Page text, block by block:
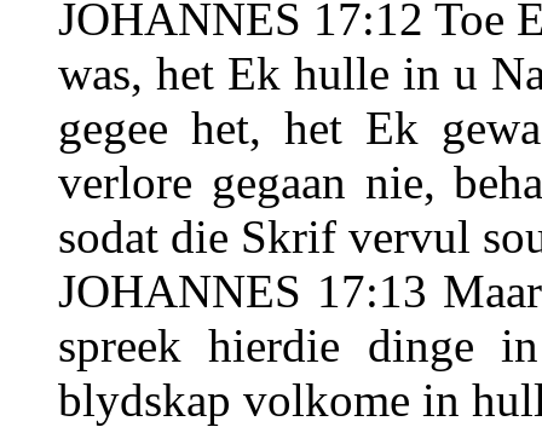
JOHANNES 17:12 Toe
was, het Ek hulle in u
gegee het, het Ek
verlore gegaan nie,
sodat die Skrif vervul
JOHANNES 17:13
spreek hierdie dinge
blydskap volkome in